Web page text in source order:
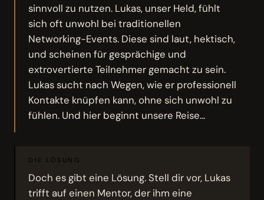
sinnvoll zu nutzen. Lukas, unser Held, fühlt
sich oft unwohl bei traditionellen
Networking-Events. Diese sind laut, hektisch,
und scheinen für gesprächige und
extrovertierte Teilnehmer gemacht zu sein.
Lukas sucht nach Wegen, wie er professionell
Kontakte knüpfen kann, ohne sich unwohl zu
fühlen. Und hier beginnt unsere Reise...
DIE LÖSUNG
Doch es gibt eine Lösung. Stell dir vor, Lukas
trifft auf einen Mentor, der ihm eine